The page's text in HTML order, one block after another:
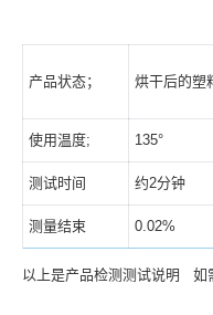
产品状态； 烘干后的塑
使用温度; 135°
测试时间 约2分钟
测量结束 0.02%
以上是产品检测测试说明 如